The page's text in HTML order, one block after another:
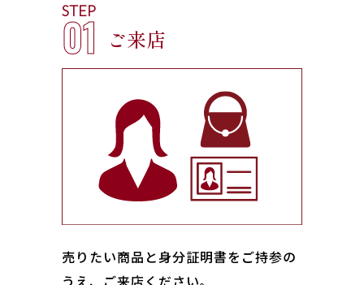
STEP
01 ご来店
売りたい商品と身分証明書をご持参の
うえ、ご来店ください｡